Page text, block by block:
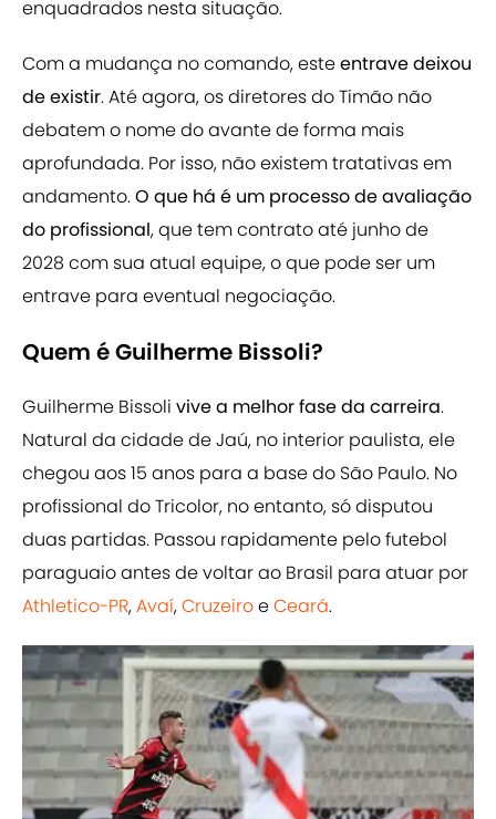
enquadrados nesta situação.
Com a mudança no comando, esteentrave deixou
de existir. Até agora, os diretores do Timão não
debatem o nome do avante de forma mais
aprofundada. Por isso, não existem tratativas em
andamento.O que há é um processo de avaliação
do profissional, que tem contrato até junho de
2028 com sua atual equipe, o que pode ser um
entrave para eventual negociação.
Quem é Guilherme Bissoli?
Guilherme Bissoli vive a melhor fase da carreira.
Natural da cidade de Jaú, no interior paulista, ele
chegou aos 15 anos para a base do São Paulo. No
profissional do Tricolor, no entanto, só disputou
duas partidas. Passou rapidamente pelo futebol
paraguaio antes de voltar ao Brasil para atuar por
Athletico-PR,Avaí,CruzeiroeCeará.